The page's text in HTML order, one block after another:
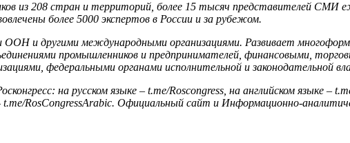
из 208 стран и территорий, более 15 тысяч представителей СМИ
более 5000 экспертов в России и за рубежом.
и другими международными организациями. Развивает
промышленников и предпринимателей, финансовыми,
федеральными органами исполнительной и законодательной
на русском языке – t.me/Roscongress, на английском языке –
t.me/RosCongressArabic. Официальный сайт и Информационно-